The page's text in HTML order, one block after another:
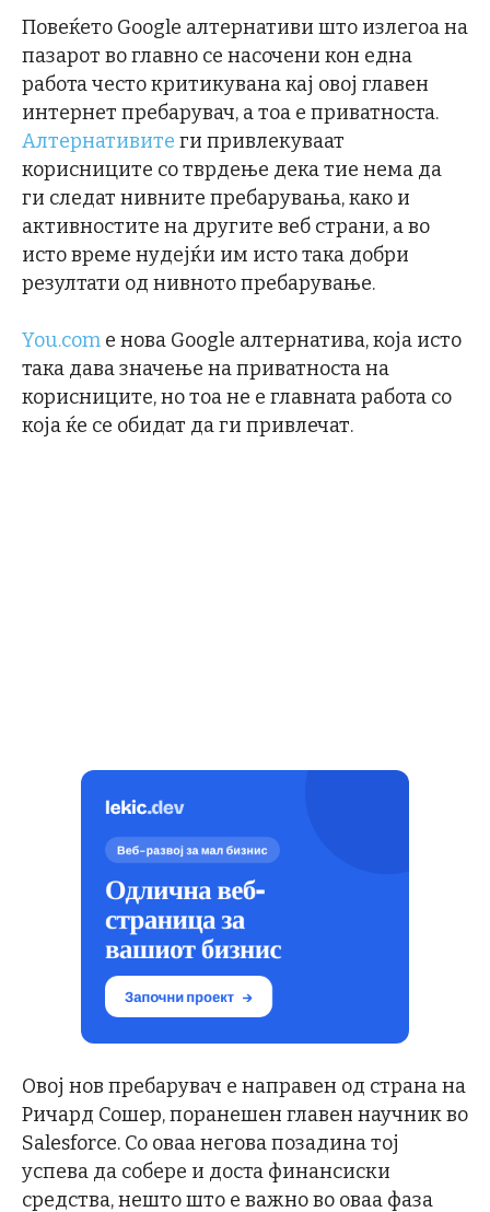
Повеќето Google алтернативи што излегоа на
пазарот во главно се насочени кон една
работа често критикувана кај овој главен
интернет пребарувач, а тоа е приватноста.
Алтернативите ги привлекуваат
корисниците со тврдење дека тие нема да
ги следат нивните пребарувања, како и
активностите на другите веб страни, а во
исто време нудејќи им исто така добри
резултати од нивното пребарување.
You.com е нова Google алтернатива, која исто
така дава значење на приватноста на
корисниците, но тоа не е главната работа со
која ќе се обидат да ги привлечат.
Овој нов пребарувач е направен од страна на
Ричард Сошер, поранешен главен научник во
Salesforce. Со оваа негова позадина тој
успева да собере и доста финансиски
средства, нешто што е важно во оваа фаза